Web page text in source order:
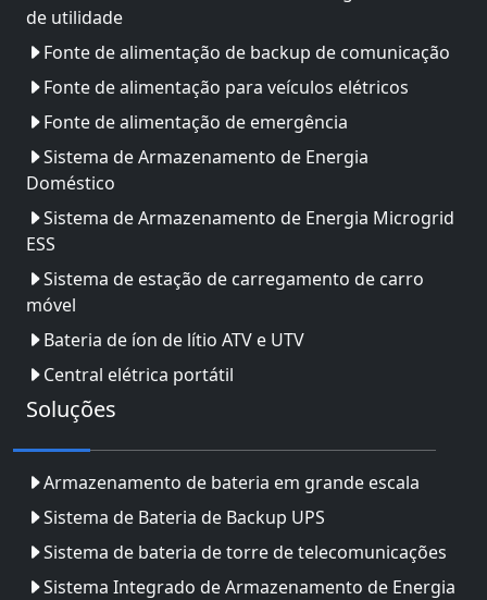
de utilidade
Fonte de alimentação de backup de comunicação
Fonte de alimentação para veículos elétricos
Fonte de alimentação de emergência
Sistema de Armazenamento de Energia
Doméstico
Sistema de Armazenamento de Energia Microgrid
ESS
Sistema de estação de carregamento de carro
móvel
Bateria de íon de lítio ATV e UTV
Central elétrica portátil
Soluções
Armazenamento de bateria em grande escala
Sistema de Bateria de Backup UPS
Sistema de bateria de torre de telecomunicações
Sistema Integrado de Armazenamento de Energia